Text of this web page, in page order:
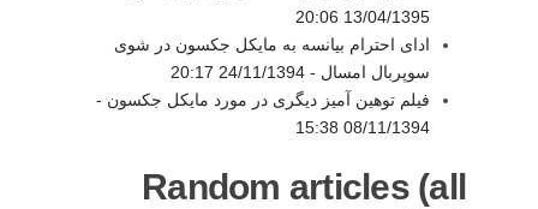
13/04/1395 20:06
ادای احترام بیانسه به مایکل جکسون در شوی
سوپربال امسال - 24/11/1394 20:17
فیلم توهین آمیز دیگری در مورد مایکل جکسون -
08/11/1394 15:38
Random articles (all